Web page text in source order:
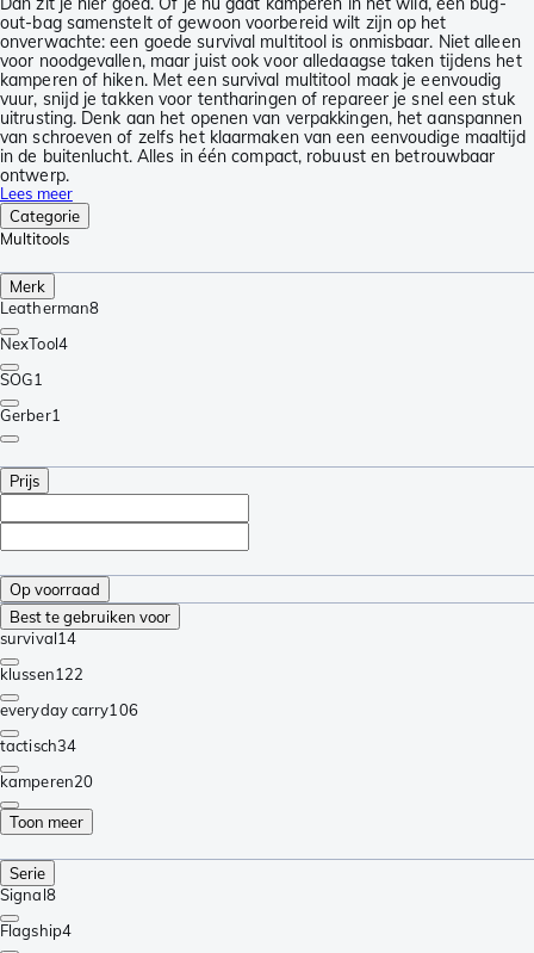
out-bag samenstelt of gewoon voorbereid wilt zijn op het
onverwachte: een goede survival multitool is onmisbaar. Niet alleen
voor noodgevallen, maar juist ook voor alledaagse taken tijdens het
kamperen of hiken. Met een survival multitool maak je eenvoudig
vuur, snijd je takken voor tentharingen of repareer je snel een stuk
uitrusting. Denk aan het openen van verpakkingen, het aanspannen
van schroeven of zelfs het klaarmaken van een eenvoudige maaltijd
in de buitenlucht. Alles in één compact, robuust en betrouwbaar
ontwerp.
Lees meer
Categorie
Multitools
Merk
Leatherman8
NexTool4
SOG1
Gerber1
Prijs
Op voorraad
Best te gebruiken voor
survival14
klussen122
everyday carry106
tactisch34
kamperen20
Toon meer
Serie
Signal8
Flagship4